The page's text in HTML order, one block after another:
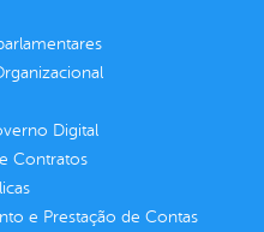
Digital
Contratos
e Prestação de Contas